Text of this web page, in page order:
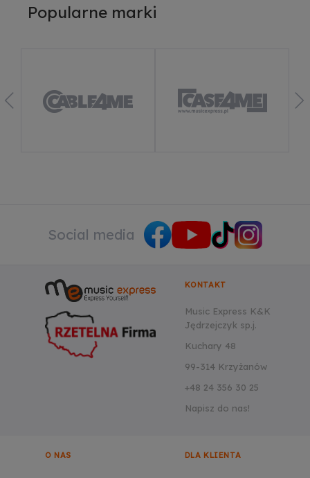
Popularne marki
Social media
KONTAKT
Music Express K&K
Jędrzejczyk sp.j.
Kuchary 48
99-314 Krzyżanów
+48 24 356 30 25
Napisz do nas!
O NAS DLA KLIENTA